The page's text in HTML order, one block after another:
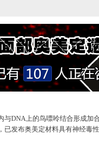
与DNA上的鸟嘌呤结合形成加
已发布奥美定材料具有神经毒